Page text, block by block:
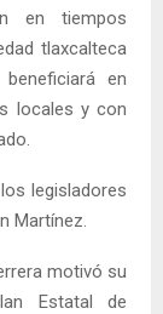
en tiempos
tlaxcalteca
en
locales y con
legisladores
Martínez.
motivó su
Estatal de